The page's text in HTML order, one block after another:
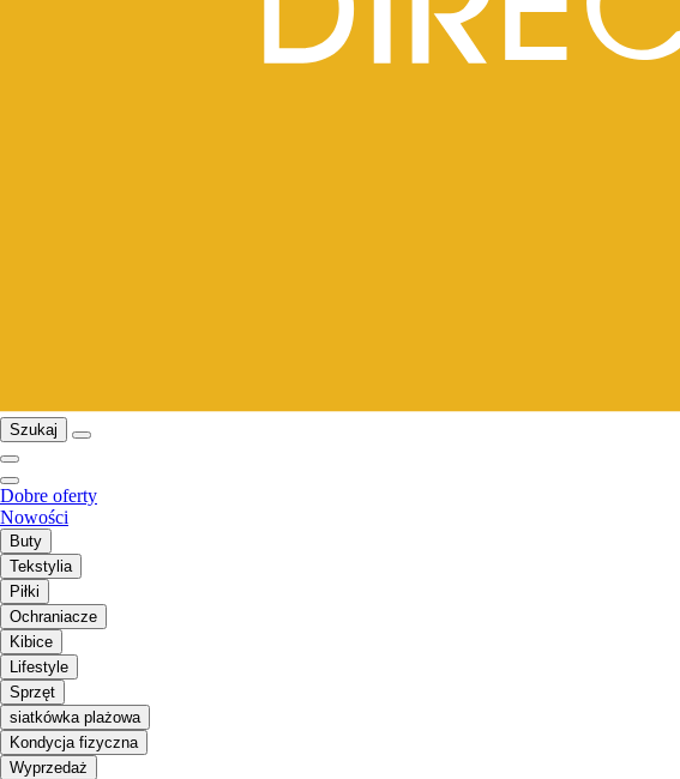
Szukaj
Dobre oferty
Nowości
Buty
Tekstylia
Piłki
Ochraniacze
Kibice
Lifestyle
Sprzęt
siatkówka plażowa
Kondycja fizyczna
Wyprzedaż